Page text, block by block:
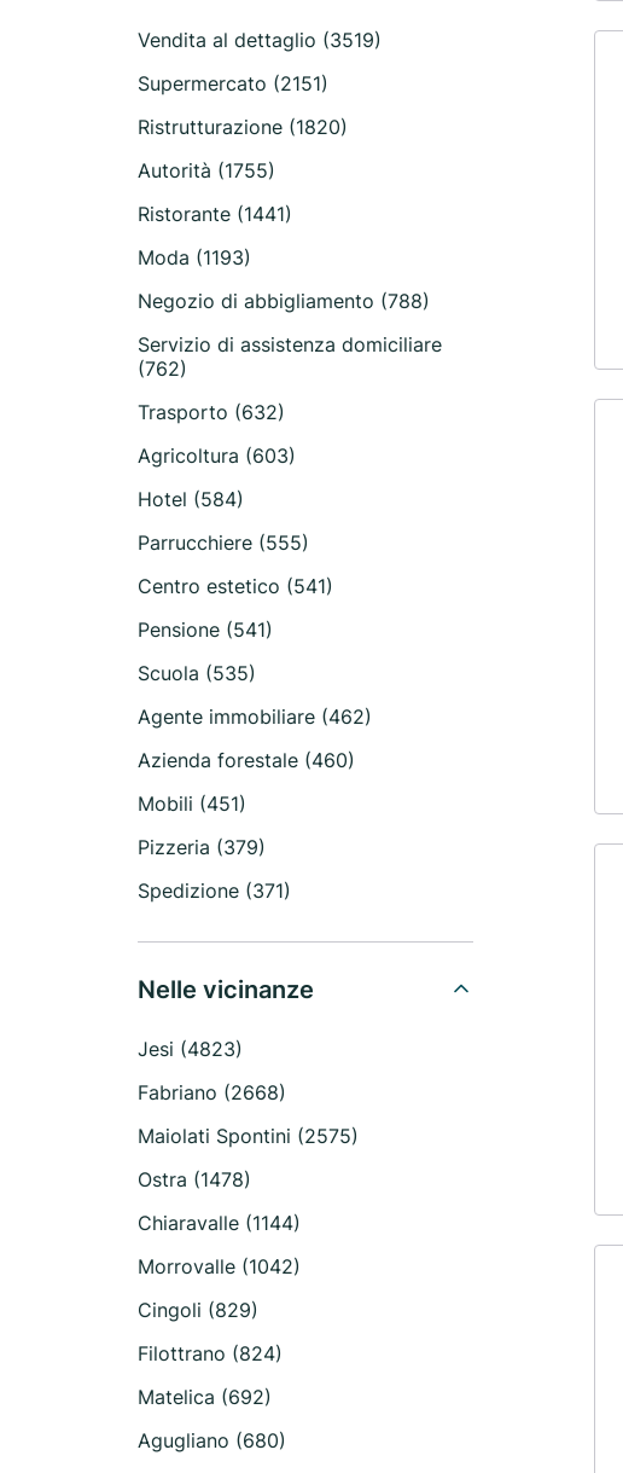
Vendita al dettaglio (3519)
Supermercato (2151)
Ristrutturazione (1820)
Autorità (1755)
Ristorante (1441)
Moda (1193)
Negozio di abbigliamento (788)
Servizio di assistenza domiciliare
(762)
Trasporto (632)
Agricoltura (603)
Hotel (584)
Parrucchiere (555)
Centro estetico (541)
Pensione (541)
Scuola (535)
Agente immobiliare (462)
Azienda forestale (460)
Mobili (451)
Pizzeria (379)
Spedizione (371)
Nelle vicinanze
Jesi (4823)
Fabriano (2668)
Maiolati Spontini (2575)
Ostra (1478)
Chiaravalle (1144)
Morrovalle (1042)
Cingoli (829)
Filottrano (824)
Matelica (692)
Agugliano (680)